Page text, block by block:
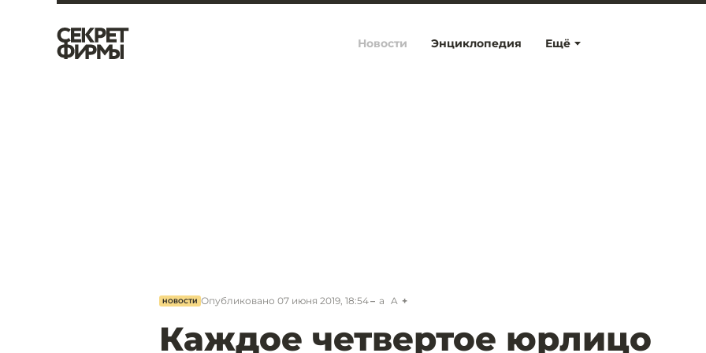
Ещё
Новости Энциклопедия
НОВОСТИ Опубликовано 07 июня 2019, 18:54 a A
Каждое четвертое юрлицо